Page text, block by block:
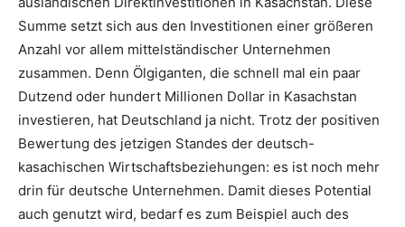
Summe setzt sich aus den Investitionen einer größeren
Anzahl vor allem mittelständischer Unternehmen
zusammen. Denn Ölgiganten, die schnell mal ein paar
Dutzend oder hundert Millionen Dollar in Kasachstan
investieren, hat Deutschland ja nicht. Trotz der positiven
Bewertung des jetzigen Standes der deutsch-
kasachischen Wirtschaftsbeziehungen: es ist noch mehr
drin für deutsche Unternehmen. Damit dieses Potential
auch genutzt wird, bedarf es zum Beispiel auch des